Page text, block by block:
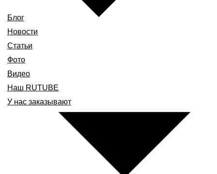
Блог
Новости
Статьи
Фото
Видео
Наш RUTUBE
У нас заказывают